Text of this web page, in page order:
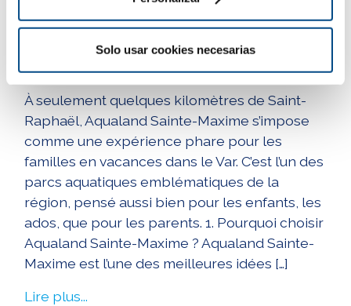
Solo usar cookies necesarias
: l’activité familiale
incontournable près de
Saint-Raphaël
À seulement quelques kilomètres de Saint-
Raphaël, Aqualand Sainte-Maxime s’impose
comme une expérience phare pour les
familles en vacances dans le Var. C’est l’un des
parcs aquatiques emblématiques de la
région, pensé aussi bien pour les enfants, les
ados, que pour les parents. 1. Pourquoi choisir
Aqualand Sainte-Maxime ? Aqualand Sainte-
Maxime est l’une des meilleures idées […]
Lire plus...